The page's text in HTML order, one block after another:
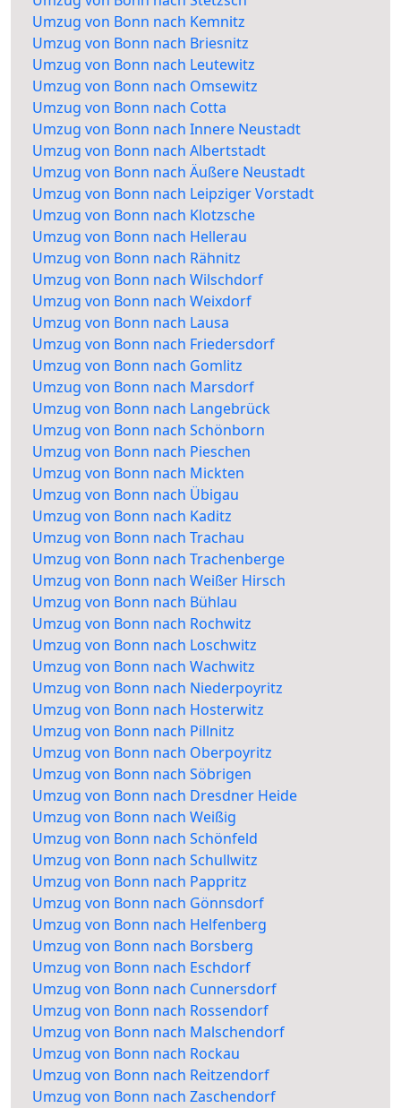
Umzug von Bonn nach Kemnitz
Umzug von Bonn nach Briesnitz
Umzug von Bonn nach Leutewitz
Umzug von Bonn nach Omsewitz
Umzug von Bonn nach Cotta
Umzug von Bonn nach Innere Neustadt
Umzug von Bonn nach Albertstadt
Umzug von Bonn nach Äußere Neustadt
Umzug von Bonn nach Leipziger Vorstadt
Umzug von Bonn nach Klotzsche
Umzug von Bonn nach Hellerau
Umzug von Bonn nach Rähnitz
Umzug von Bonn nach Wilschdorf
Umzug von Bonn nach Weixdorf
Umzug von Bonn nach Lausa
Umzug von Bonn nach Friedersdorf
Umzug von Bonn nach Gomlitz
Umzug von Bonn nach Marsdorf
Umzug von Bonn nach Langebrück
Umzug von Bonn nach Schönborn
Umzug von Bonn nach Pieschen
Umzug von Bonn nach Mickten
Umzug von Bonn nach Übigau
Umzug von Bonn nach Kaditz
Umzug von Bonn nach Trachau
Umzug von Bonn nach Trachenberge
Umzug von Bonn nach Weißer Hirsch
Umzug von Bonn nach Bühlau
Umzug von Bonn nach Rochwitz
Umzug von Bonn nach Loschwitz
Umzug von Bonn nach Wachwitz
Umzug von Bonn nach Niederpoyritz
Umzug von Bonn nach Hosterwitz
Umzug von Bonn nach Pillnitz
Umzug von Bonn nach Oberpoyritz
Umzug von Bonn nach Söbrigen
Umzug von Bonn nach Dresdner Heide
Umzug von Bonn nach Weißig
Umzug von Bonn nach Schönfeld
Umzug von Bonn nach Schullwitz
Umzug von Bonn nach Pappritz
Umzug von Bonn nach Gönnsdorf
Umzug von Bonn nach Helfenberg
Umzug von Bonn nach Borsberg
Umzug von Bonn nach Eschdorf
Umzug von Bonn nach Cunnersdorf
Umzug von Bonn nach Rossendorf
Umzug von Bonn nach Malschendorf
Umzug von Bonn nach Rockau
Umzug von Bonn nach Reitzendorf
Umzug von Bonn nach Zaschendorf